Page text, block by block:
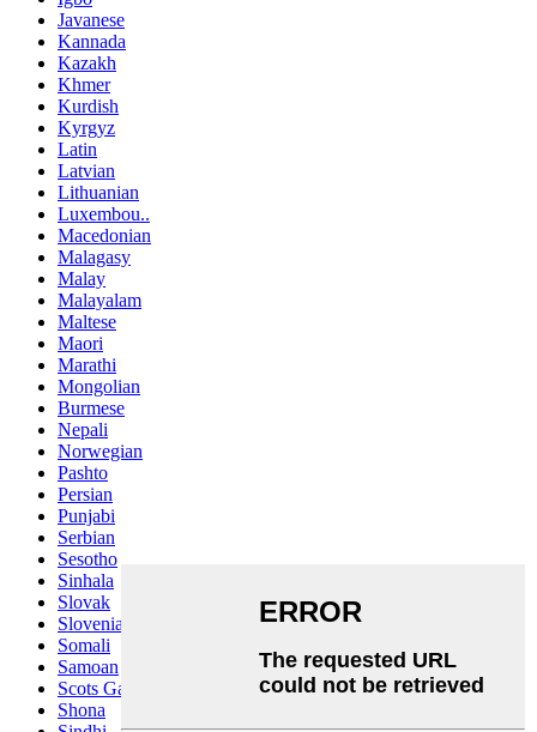
Javanese
Kannada
Kazakh
Khmer
Kurdish
Kyrgyz
Latin
Latvian
Lithuanian
Luxembou..
Macedonian
Malagasy
Malay
Malayalam
Maltese
Maori
Marathi
Mongolian
Burmese
Nepali
Norwegian
Pashto
Persian
Punjabi
Serbian
Sesotho
Sinhala
Slovak
Slovenian
Somali
Samoan
Scots Gaelic
Shona